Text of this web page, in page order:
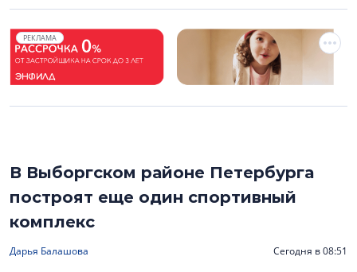
РЕКЛАМА
В Выборгском районе Петербурга
построят еще один спортивный
комплекс
Дарья Балашова Сегодня в 08:51